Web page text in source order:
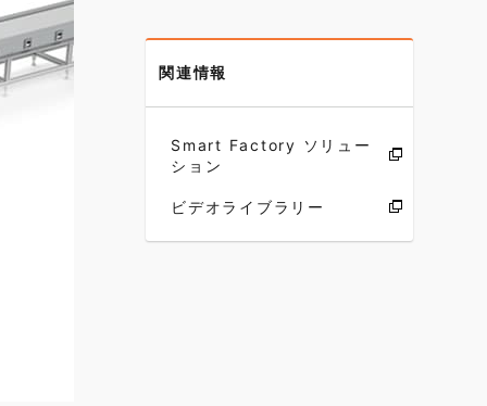
関連情報
Smart Factory ソリュー
ション
ビデオライブラリー